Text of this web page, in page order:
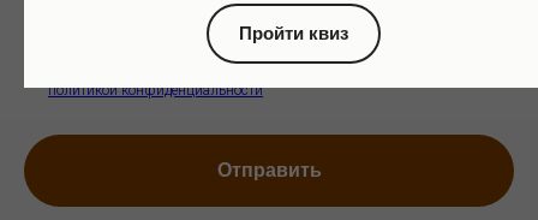
политикой конфиденциальности
Отправить
Пройти квиз